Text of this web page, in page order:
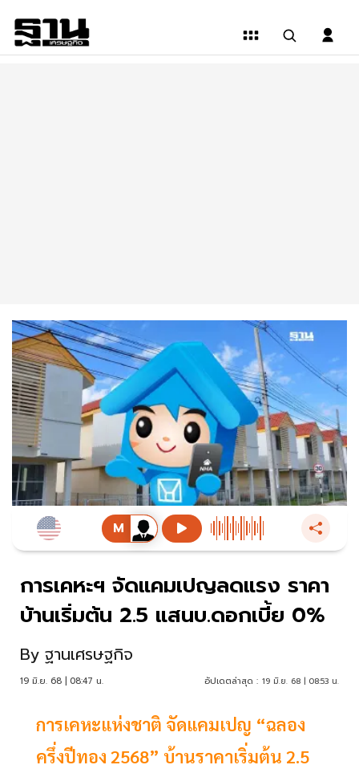
การเคหะฯ จัดแคมเปญลดแรง ราคา
บ้านเริ่มต้น 2.5 แสนบ.ดอกเบี้ย 0%
By ฐานเศรษฐกิจ
19 มิ.ย. 68 | 08:47 น. อัปเดตล่าสุด : 19 มิ.ย. 68 | 08:53 น.
การเคหะแห่งชาติ จัดแคมเปญ “ฉลอง
ครึ่งปีทอง 2568” บ้านราคาเริ่มต้น 2.5